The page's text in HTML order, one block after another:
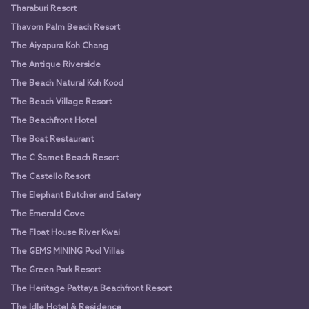
Tharaburi Resort
Thavorn Palm Beach Resort
The Aiyapura Koh Chang
The Antique Riverside
The Beach Natural Koh Kood
The Beach Village Resort
The Beachfront Hotel
The Boat Restaurant
The C Samet Beach Resort
The Castello Resort
The Elephant Butcher and Eatery
The Emerald Cove
The Float House River Kwai
The GEMS MINING Pool Villas
The Green Park Resort
The Heritage Pattaya Beachfront Resort